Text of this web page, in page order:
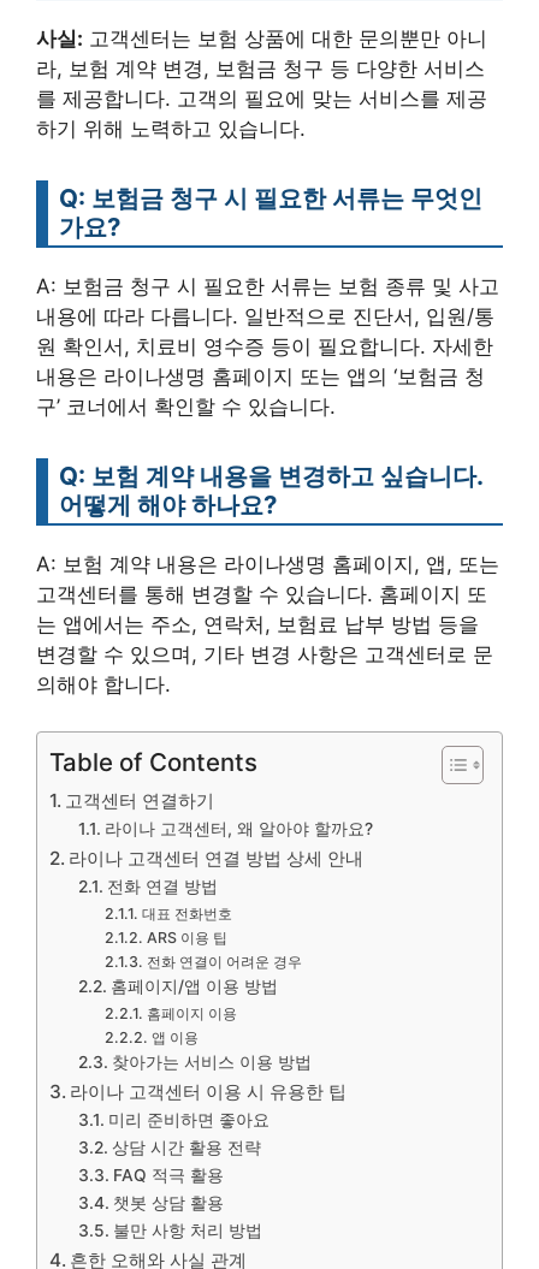
사실: 고객센터는 보험 상품에 대한 문의뿐만 아니
라, 보험 계약 변경, 보험금 청구 등 다양한 서비스
를 제공합니다. 고객의 필요에 맞는 서비스를 제공
하기 위해 노력하고 있습니다.
Q: 보험금 청구 시 필요한 서류는 무엇인
가요?
A: 보험금 청구 시 필요한 서류는 보험 종류 및 사고
내용에 따라 다릅니다. 일반적으로 진단서, 입원/통
원 확인서, 치료비 영수증 등이 필요합니다. 자세한
내용은 라이나생명 홈페이지 또는 앱의 ‘보험금 청
구’ 코너에서 확인할 수 있습니다.
Q: 보험 계약 내용을 변경하고 싶습니다.
어떻게 해야 하나요?
A: 보험 계약 내용은 라이나생명 홈페이지, 앱, 또는
고객센터를 통해 변경할 수 있습니다. 홈페이지 또
는 앱에서는 주소, 연락처, 보험료 납부 방법 등을
변경할 수 있으며, 기타 변경 사항은 고객센터로 문
의해야 합니다.
Table of Contents
고객센터 연결하기
라이나 고객센터, 왜 알아야 할까요?
라이나 고객센터 연결 방법 상세 안내
전화 연결 방법
대표 전화번호
ARS 이용 팁
전화 연결이 어려운 경우
홈페이지/앱 이용 방법
홈페이지 이용
앱 이용
찾아가는 서비스 이용 방법
라이나 고객센터 이용 시 유용한 팁
미리 준비하면 좋아요
상담 시간 활용 전략
FAQ 적극 활용
챗봇 상담 활용
불만 사항 처리 방법
흔한 오해와 사실 관계